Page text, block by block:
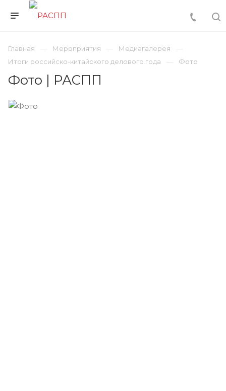
Главная Мероприятия
Медиагалерея
Итоги российско-китайского делового года
Фото
Фото | РАСПП